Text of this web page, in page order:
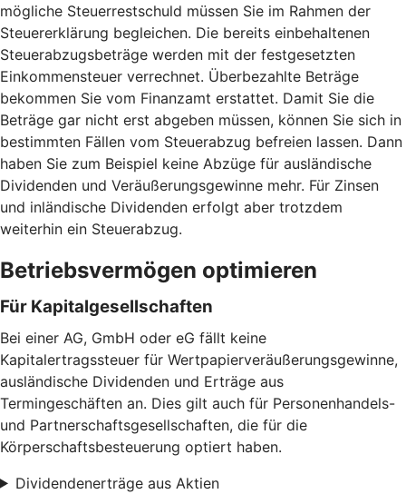
mögliche Steuerrestschuld müssen Sie im Rahmen der
Steuererklärung begleichen. Die bereits einbehaltenen
Steuerabzugsbeträge werden mit der festgesetzten
Einkommensteuer verrechnet. Überbezahlte Beträge
bekommen Sie vom Finanzamt erstattet. Damit Sie die
Beträge gar nicht erst abgeben müssen, können Sie sich in
bestimmten Fällen vom Steuerabzug befreien lassen. Dann
haben Sie zum Beispiel keine Abzüge für ausländische
Dividenden und Veräußerungsgewinne mehr. Für Zinsen
und inländische Dividenden erfolgt aber trotzdem
weiterhin ein Steuerabzug.
Betriebsvermögen optimieren
Für Kapitalgesellschaften
Bei einer AG, GmbH oder eG fällt keine
Kapitalertragssteuer für Wertpapierveräußerungsgewinne,
ausländische Dividenden und Erträge aus
Termingeschäften an. Dies gilt auch für Personenhandels-
und Partnerschaftsgesellschaften, die für die
Körperschaftsbesteuerung optiert haben.
Dividendenerträge aus Aktien